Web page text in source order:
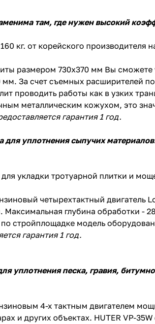
там, где нужен высокий
кг. от корейского
размером 730х370 мм Вы
мм. За счет съемных расширителей
проводить работы как в узких
металлическим кожухом, это
гарантия 1 год.
для уплотнения сыпучих
укладки тротуарной плитки и
четырехтактный
Максимальная глубина обработки -
стройплощадке модель
гарантия 1 год.
уплотнения песка, гравия,
4-х тактным двигателем
и других объектах. HUTER VP-
раз в 2
раз в 2 недели
вопросы?
02-51